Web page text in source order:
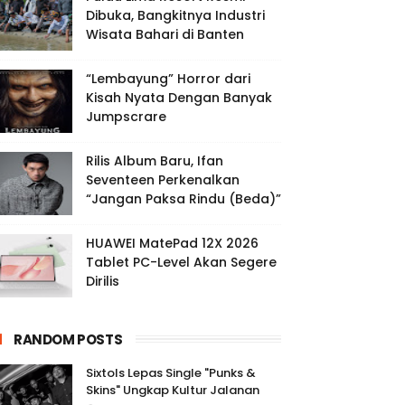
Dibuka, Bangkitnya Industri
Wisata Bahari di Banten
“Lembayung” Horror dari
Kisah Nyata Dengan Banyak
Jumpscrare
Rilis Album Baru, Ifan
Seventeen Perkenalkan
“Jangan Paksa Rindu (Beda)”
HUAWEI MatePad 12X 2026
Tablet PC-Level Akan Segere
Dirilis
RANDOM POSTS
Sixtols Lepas Single "Punks &
Skins" Ungkap Kultur Jalanan